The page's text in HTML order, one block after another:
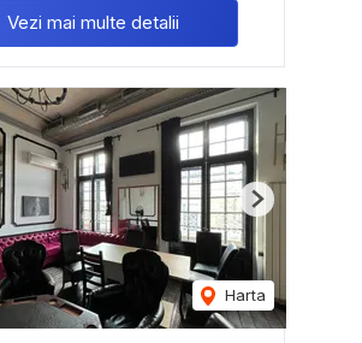
Vezi mai multe detalii
Harta
Next